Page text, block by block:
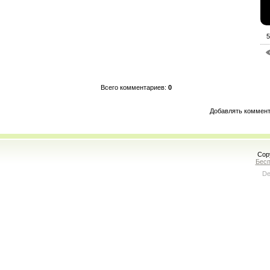
Всего комментариев: 0
Добавлять